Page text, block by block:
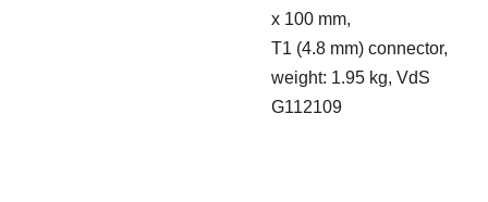
x 100 mm,
T1 (4.8 mm) connector,
weight: 1.95 kg, VdS
G112109